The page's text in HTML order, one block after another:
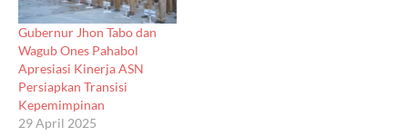
Gubernur Jhon Tabo dan
Wagub Ones Pahabol
Apresiasi Kinerja ASN
Persiapkan Transisi
Kepemimpinan
29 April 2025